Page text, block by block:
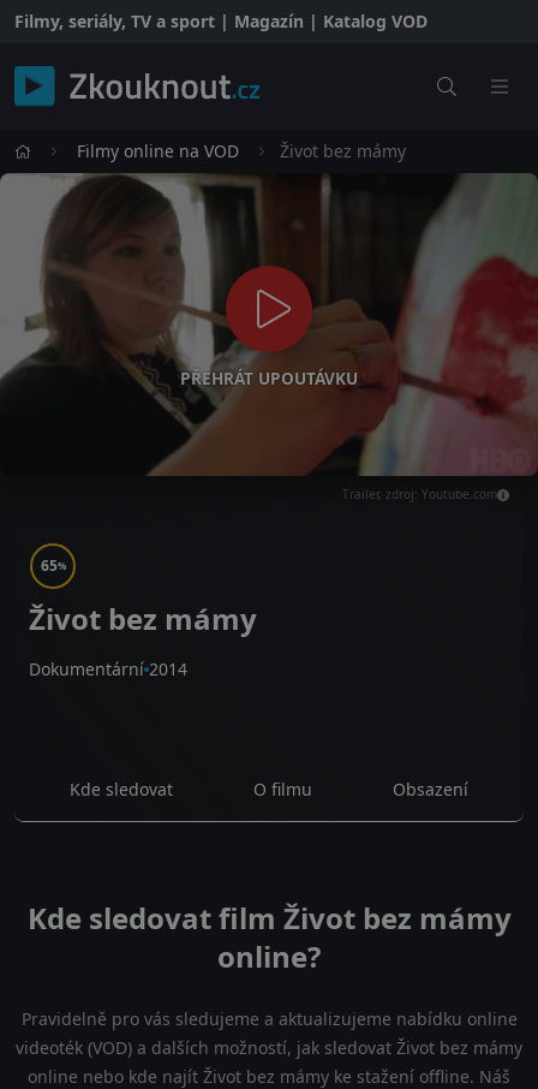
Filmy, seriály, TV a sport | Magazín | Katalog VOD
Filmy online na VOD Život bez mámy
PŘEHRÁT UPOUTÁVKU
Trailer, zdroj: Youtube.com
65%
Život bez mámy
Dokumentární 2014
Kde sledovat O filmu Obsazení
Kde sledovat film Život bez mámy
online?
Pravidelně pro vás sledujeme a aktualizujeme nabídku online
videoték (VOD) a dalších možností, jak sledovat Život bez mámy
online nebo kde najít Život bez mámy ke stažení offline. Náš